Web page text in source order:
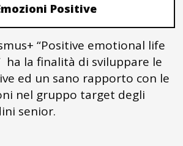
Positive
“Positive emotional life
ha la finalità di sviluppare le
ed un sano rapporto con le
nel gruppo target degli
senior.